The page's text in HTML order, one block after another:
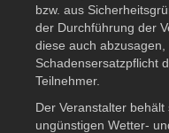
bzw. aus
der Durchführung der
diese auch abzusagen,
Schadensersatzpflicht
Teilnehmer.
Der Veranstalter
ungünstigen Wetter-